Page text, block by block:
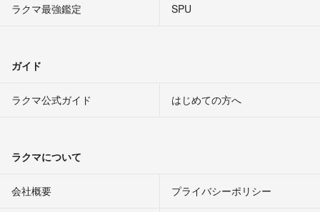
ラクマ最強鑑定
SPU
ガイド
ラクマ公式ガイド はじめての方へ
ラクマについて
会社概要 プライバシーポリシー